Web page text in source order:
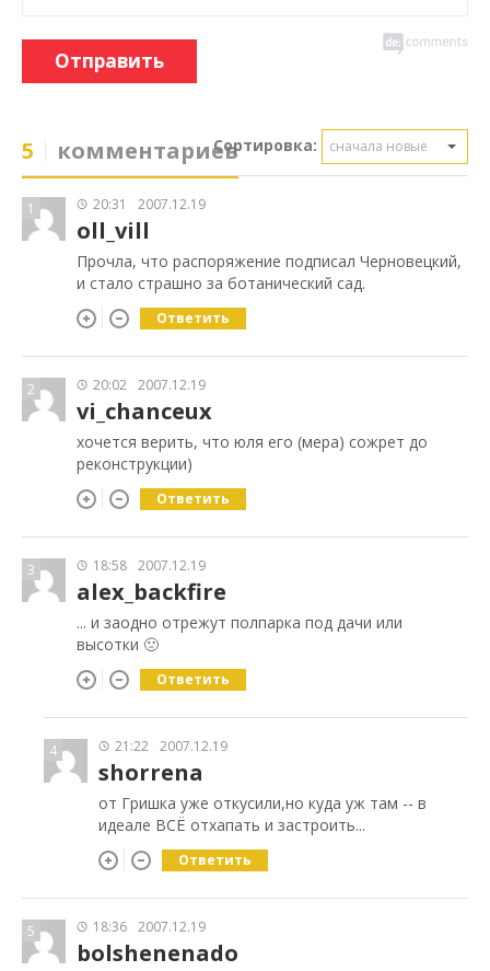
Отправить
5 комментариевСортировка: сначала новые
1 20:31 2007.12.19
oll_vill
Прочла, что распоряжение подписал Черновецкий,
и стало страшно за ботанический сад.
Ответить
2 20:02 2007.12.19
vi_chanceux
хочется верить, что юля его (мера) сожрет до
реконструкции)
Ответить
3 18:58 2007.12.19
alex_backfire
... и заодно отрежут полпарка под дачи или
высотки 🙁
Ответить
4 21:22 2007.12.19
shorrena
от Гришка уже откусили,но куда уж там -- в
идеале ВСЁ отхапать и застроить...
Ответить
5 18:36 2007.12.19
bolshenenado